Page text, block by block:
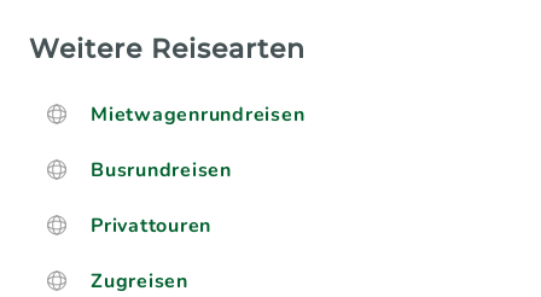
Weitere Reisearten
Mietwagenrundreisen
Busrundreisen
Privattouren
Zugreisen